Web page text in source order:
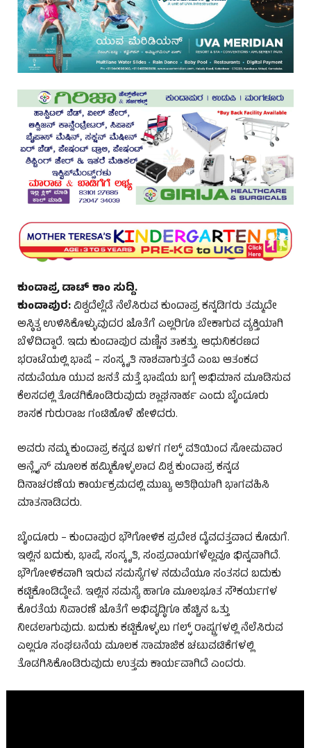
ಕುಂದಾಪ್ರ ಡಾಟ್ ಕಾಂ ಸುದ್ದಿ.
ಕುಂದಾಪುರ:ವಿಶ್ವದೆಲ್ಲೆಡೆ ನೆಲೆಸಿರುವ ಕುಂದಾಪ್ರ ಕನ್ನಡಿಗರು ತಮ್ಮದೇ
ಅಸ್ಥಿತ್ವ ಉಳಿಸಿಕೊಳ್ಳುವುದರ ಜೊತೆಗೆ ಎಲ್ಲರಿಗೂ ಬೇಕಾಗುವ ವ್ಯಕ್ತಿಯಾಗಿ
ಬೆಳೆದಿದ್ದಾರೆ. ಇದು ಕುಂದಾಪುರ ಮಣ್ಣಿನ ತಾಕತ್ತು. ಆಧುನಿಕರಣದ
ಭರಾಟೆಯಲ್ಲಿ ಭಾಷೆ – ಸಂಸ್ಕೃತಿ ನಾಶವಾಗುತ್ತದೆ ಎಂಬ ಆತಂಕದ
ನಡುವೆಯೂ ಯುವ ಜನತೆ ಮತ್ತೆ ಭಾಷೆಯ ಬಗ್ಗೆ ಅಭಿಮಾನ ಮೂಡಿಸುವ
ಕೆಲಸದಲ್ಲಿ ತೊಡಗಿಕೊಂಡಿರುವುದು ಶ್ಲಾಘನಾರ್ಹ ಎಂದು ಬೈಂದೂರು
ಶಾಸಕ ಗುರುರಾಜ ಗಂಟಿಹೊಳೆ ಹೇಳಿದರು.
ಅವರು ನಮ್ಮ ಕುಂದಾಪ್ರ ಕನ್ನಡ ಬಳಗ ಗಲ್ಫ್ ವತಿಯಿಂದ ಸೋಮವಾರ
ಆನ್ಲೈನ್ ಮೂಲಕ ಹಮ್ಮಿಕೊಳ್ಳಲಾದ ವಿಶ್ವ ಕುಂದಾಪ್ರ ಕನ್ನಡ
ದಿನಾಚರಣೆಯ ಕಾರ್ಯಕ್ರಮದಲ್ಲಿ ಮುಖ್ಯ ಅತಿಥಿಯಾಗಿ ಭಾಗವಹಿಸಿ
ಮಾತನಾಡಿದರು.
ಬೈಂದೂರು – ಕುಂದಾಪುರ ಭೌಗೋಳಿಕ ಪ್ರದೇಶ ದೈವದತ್ತವಾದ ಕೊಡುಗೆ.
ಇಲ್ಲಿನ ಬದುಕು, ಭಾಷೆ, ಸಂಸ್ಕೃತಿ, ಸಂಪ್ರದಾಯಗಳೆಲ್ಲವೂ ಭಿನ್ನವಾಗಿದೆ.
ಭೌಗೋಳಿಕವಾಗಿ ಇರುವ ಸಮಸ್ಯೆಗಳ ನಡುವೆಯೂ ಸಂತಸದ ಬದುಕು
ಕಟ್ಟಿಕೊಂಡಿದ್ದೇವೆ. ಇಲ್ಲಿನ ಸಮಸ್ಯೆ ಹಾಗೂ ಮೂಲಭೂತ ಸೌಕರ್ಯಗಳ
ಕೊರತೆಯ ನಿವಾರಣೆ ಜೊತೆಗೆ ಅಭಿವೃದ್ಧಿಗೂ ಹೆಚ್ಚಿನ ಒತ್ತು
ನೀಡಲಾಗುವುದು. ಬದುಕು ಕಟ್ಟಿಕೊಳ್ಳಲು ಗಲ್ಫ್ ರಾಷ್ಟ್ರಗಳಲ್ಲಿ ನೆಲೆಸಿರುವ
ಎಲ್ಲರೂ ಸಂಘಟನೆಯ ಮೂಲಕ ಸಾಮಾಜಿಕ ಚಟುವಟಿಕೆಗಳಲ್ಲಿ
ತೊಡಗಿಸಿಕೊಂಡಿರುವುದು ಉತ್ತಮ ಕಾರ್ಯವಾಗಿದೆ ಎಂದರು.